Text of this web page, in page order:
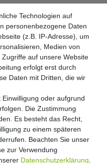
Technologien auf
personenbezogene Daten
(z.B. IP-Adresse), um
Medien von
auf unsere Website
erfolgt erst durch
Daten mit Dritten, die wir
oder aufgrund
Die Zustimmung
Es besteht das Recht,
zu einem späteren
Beachten Sie unser
zur Verwendung
Daten­schutz­erklärung